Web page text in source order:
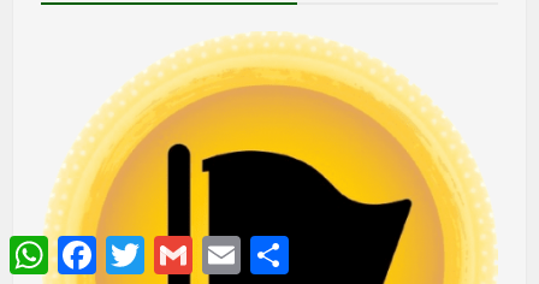
WhatsAppFacebookTwitter Gmail Email